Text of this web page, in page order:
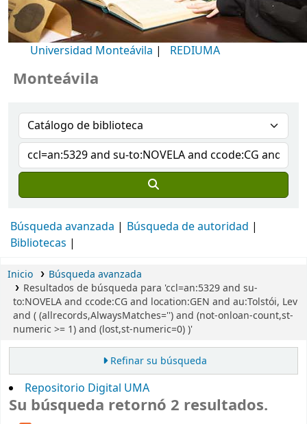
Universidad Monteávila | REDIUMA
Búsqueda avanzada
Búsqueda de autoridad
Bibliotecas
Inicio
Búsqueda avanzada
Resultados de búsqueda para 'ccl=an:5329 and su-
to:NOVELA and ccode:CG and location:GEN and au:Tolstói, Lev
and ( (allrecords,AlwaysMatches='') and (not-onloan-count,st-
numeric >= 1) and (lost,st-numeric=0) )'
Refinar su búsqueda
Repositorio Digital UMA
Su búsqueda retornó 2 resultados.